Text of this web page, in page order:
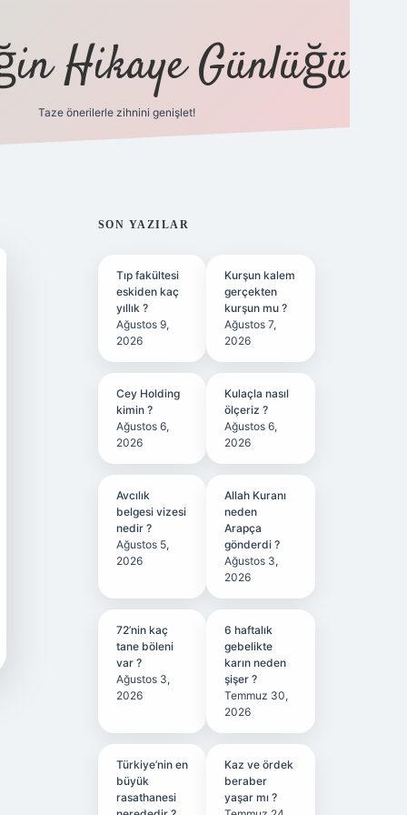
Hikaye Günlüğü
Taze önerilerle zihnini genişlet!
SIDEBAR
SON YAZILAR
Tıp fakültesi
eskiden kaç
yıllık ?
Ağustos 9,
2026
Kurşun kalem
gerçekten
kurşun mu ?
Ağustos 7,
2026
Cey Holding
kimin ?
Ağustos 6,
2026
Kulaçla nasıl
ölçeriz ?
Ağustos 6,
2026
Avcılık
belgesi vizesi
nedir ?
Ağustos 5,
2026
Allah Kuranı
neden
Arapça
gönderdi ?
Ağustos 3,
2026
72’nin kaç
tane böleni
var ?
Ağustos 3,
2026
6 haftalık
gebelikte
karın neden
şişer ?
Temmuz 30,
2026
Türkiye’nin en
büyük
rasathanesi
Kaz ve ördek
beraber
yaşar mı ?